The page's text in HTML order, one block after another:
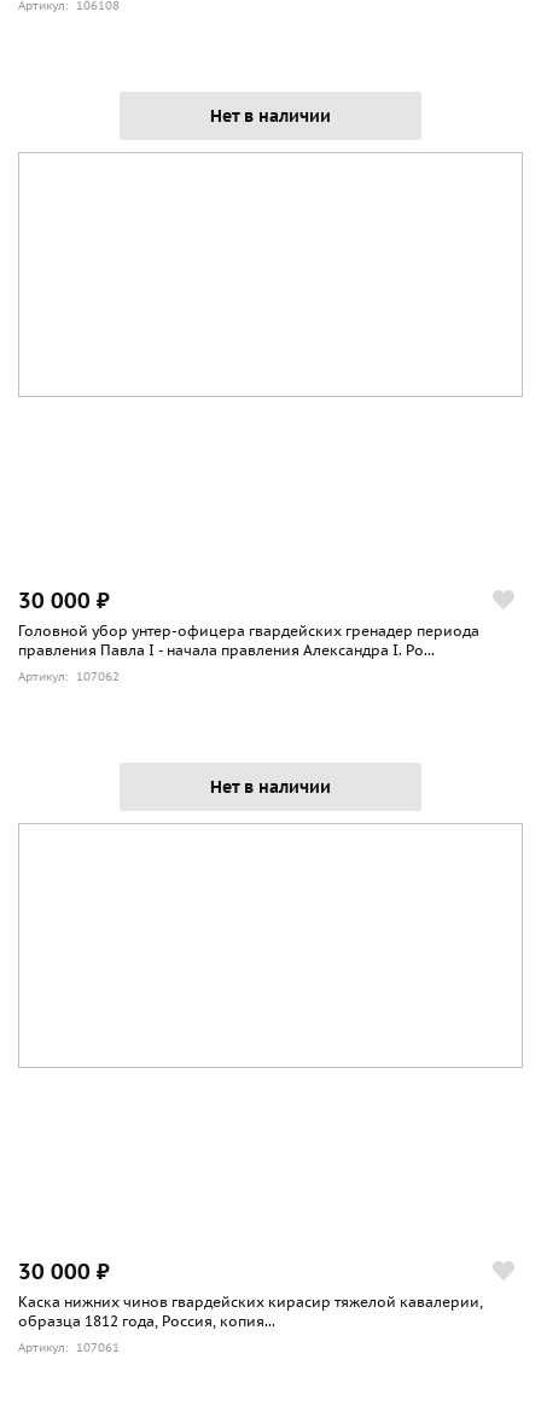
Артикул: 106108
Нет в наличии
30 000 ₽
Головной убор унтер-офицера гвардейских гренадер периода
правления Павла I - начала правления Александра I. Ро...
Артикул: 107062
Нет в наличии
30 000 ₽
Каска нижних чинов гвардейских кирасир тяжелой кавалерии,
образца 1812 года, Россия, копия...
Артикул: 107061